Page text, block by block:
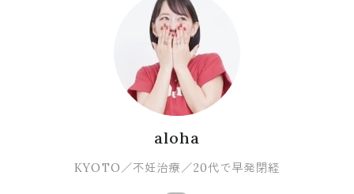
aloha
KYOTO／不妊治療／20代で早発閉経